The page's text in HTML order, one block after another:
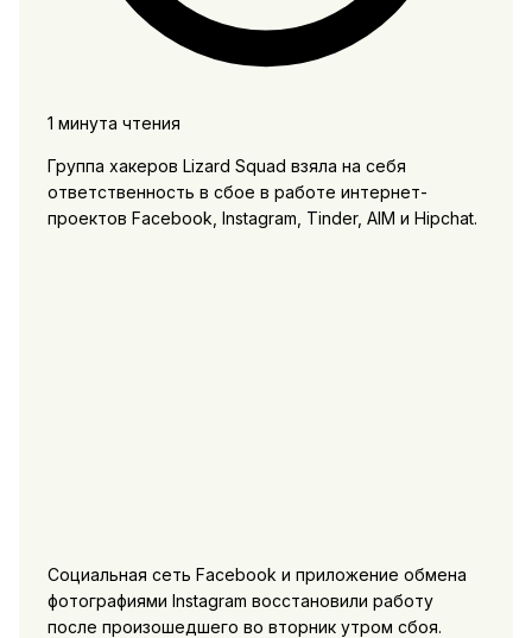
1 минута чтения
Группа хакеров Lizard Squad взяла на себя
ответственность в сбое в работе интернет-
проектов Facebook, Instagram, Tinder, AIM и Hipchat.
Социальная сеть Facebook и приложение обмена
фотографиями Instagram восстановили работу
после произошедшего во вторник утром сбоя.